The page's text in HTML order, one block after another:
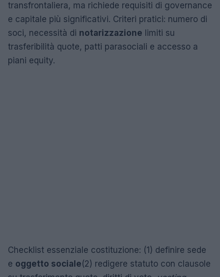
transfrontaliera, ma richiede requisiti di governance
e capitale più significativi. Criteri pratici: numero di
soci, necessità di notarizzazione limiti su
trasferibilità quote, patti parasociali e accesso a
piani equity.
Checklist essenziale costituzione: (1) definire sede
e oggetto sociale(2) redigere statuto con clausole